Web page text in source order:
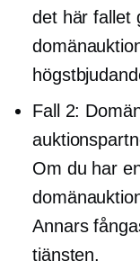
det här fallet
Fall 2:
Om du har
Annars
tjänsten.